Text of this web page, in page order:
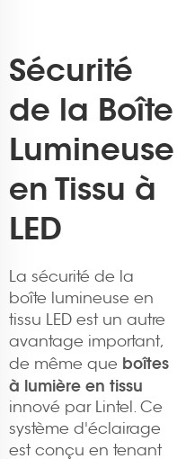
Sécurité
de la Boîte
Lumineuse
en Tissu à
LED
La sécurité de la
boîte lumineuse en
tissu LED est un autre
avantage important,
de même que boîtes
à lumière en tissu
innové par Lintel. Ce
système d'éclairage
est conçu en tenant